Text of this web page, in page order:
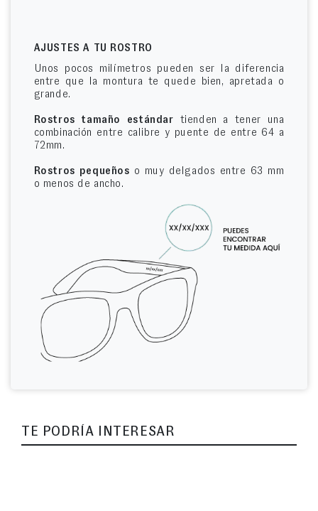
AJUSTES A TU ROSTRO
Unos pocos milímetros pueden ser la diferencia
entre que la montura te quede bien, apretada o
grande.
Rostros tamaño estándar tienden a tener una
combinación entre calibre y puente de entre 64 a
72mm.
Rostros pequeños o muy delgados entre 63 mm
o menos de ancho.
TE PODRÍA INTERESAR